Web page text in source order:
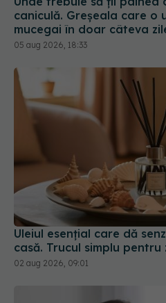
Uleiul esențial care dă
casă. Trucul simplu pentru
02 aug 2026, 09:01